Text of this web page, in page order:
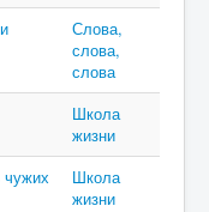
Слова,
слова,
слова
Школа
жизни
чужих
Школа
жизни